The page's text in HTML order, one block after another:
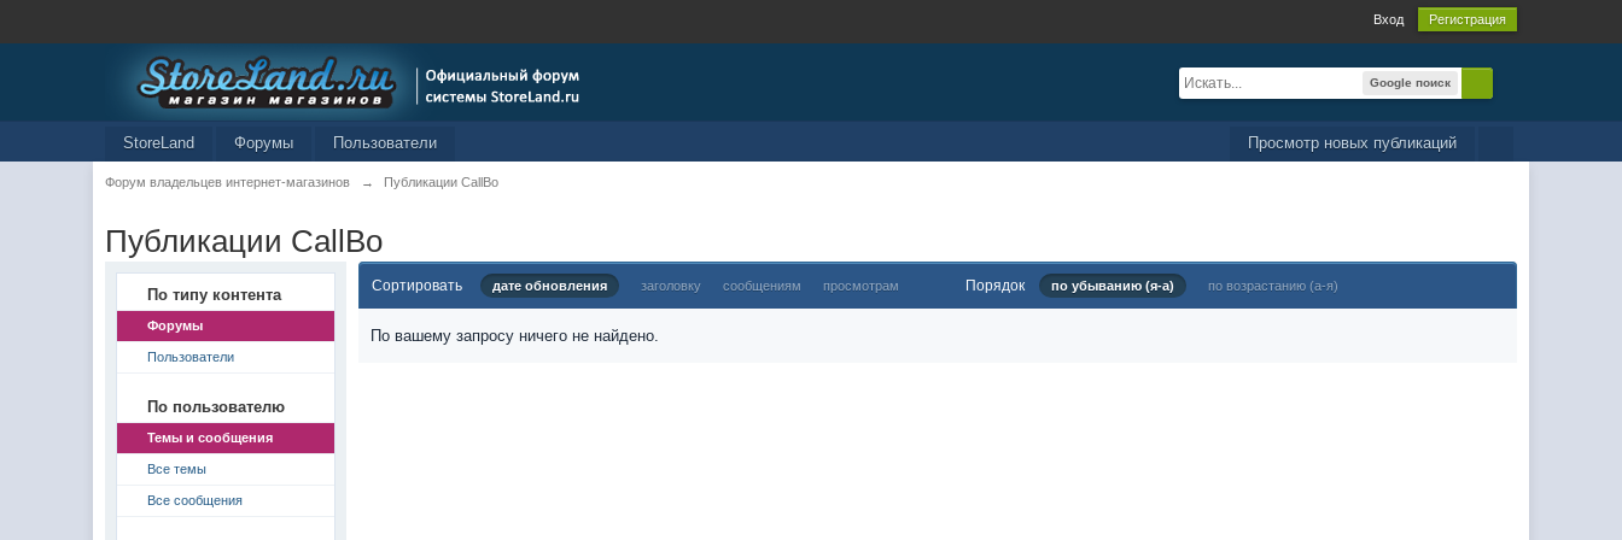
Вход Регистрация
Google поиск
Просмотр новых публикаций
StoreLand Форумы Пользователи
Форум владельцев интернет-магазинов → Публикации CallBo
Публикации CallBo
По типу контента
Форумы
Пользователи
По пользователю
Темы и сообщения
Все темы
Все сообщения
Сортировать дате обновления заголовку сообщениям просмотрам Порядок по убыванию (я-а) по возрастанию (а-я)
По вашему запросу ничего не найдено.